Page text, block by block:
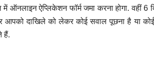
ऐप्लिकेशन फॉर्म जमा करना होगा. वहीं
आपको दाखिले को लेकर कोई सवाल पूछना है या
हैं.